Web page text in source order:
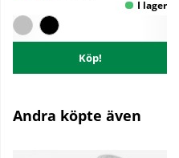
Köp!
Andra köpte även